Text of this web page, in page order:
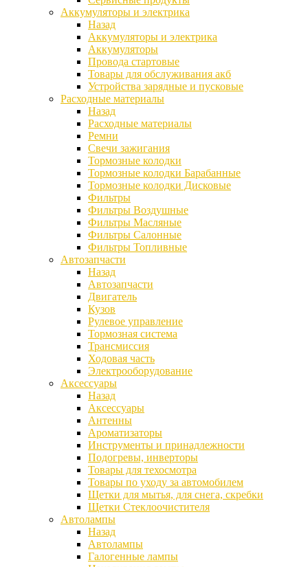
Аккумуляторы и электрика
Назад
Аккумуляторы и электрика
Аккумуляторы
Провода стартовые
Товары для обслуживания акб
Устройства зарядные и пусковые
Расходные материалы
Назад
Расходные материалы
Ремни
Свечи зажигания
Тормозные колодки
Тормозные колодки Барабанные
Тормозные колодки Дисковые
Фильтры
Фильтры Воздушные
Фильтры Масляные
Фильтры Салонные
Фильтры Топливные
Автозапчасти
Назад
Автозапчасти
Двигатель
Кузов
Рулевое управление
Тормозная система
Трансмиссия
Ходовая часть
Электрооборудование
Аксессуары
Назад
Аксессуары
Антенны
Ароматизаторы
Инструменты и принадлежности
Подогревы, инверторы
Товары для техосмотра
Товары по уходу за автомобилем
Щетки для мытья, для снега, скребки
Щетки Стеклоочистителя
Автолампы
Назад
Автолампы
Галогенные лампы